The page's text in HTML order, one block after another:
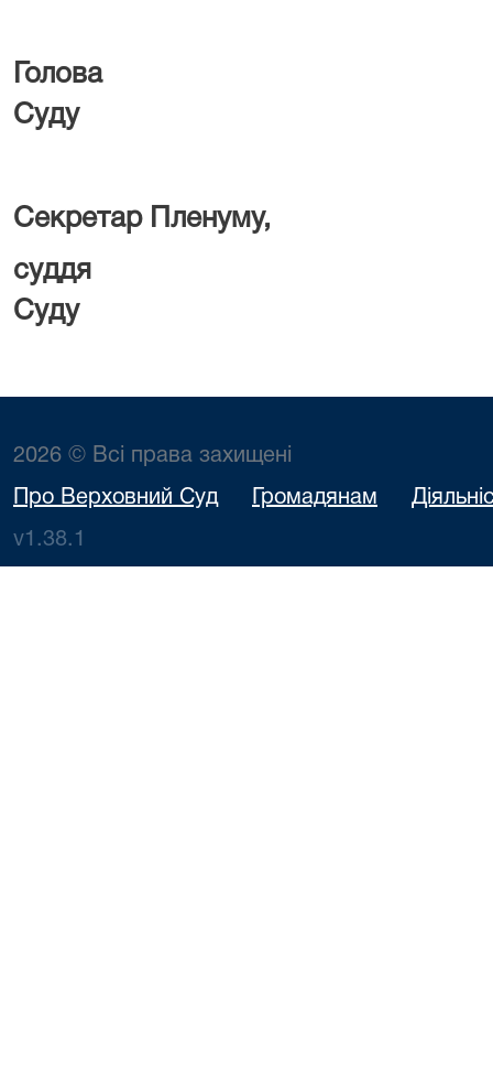
Голова
Суду В. І.
Секретар Пленуму,
суддя
Суду Д. Д.
2026 © Всі права захищені
Про Верховний Суд Громадянам
v1.38.1